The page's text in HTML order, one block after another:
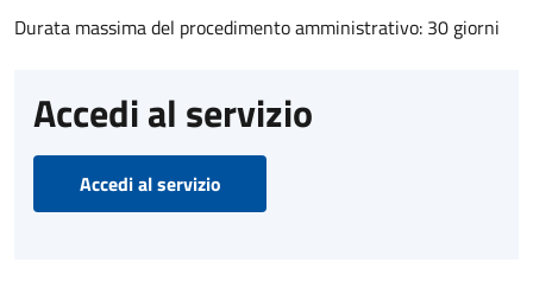
Durata massima del procedimento amministrativo: 30 giorni
Accedi al servizio
Accedi al servizio